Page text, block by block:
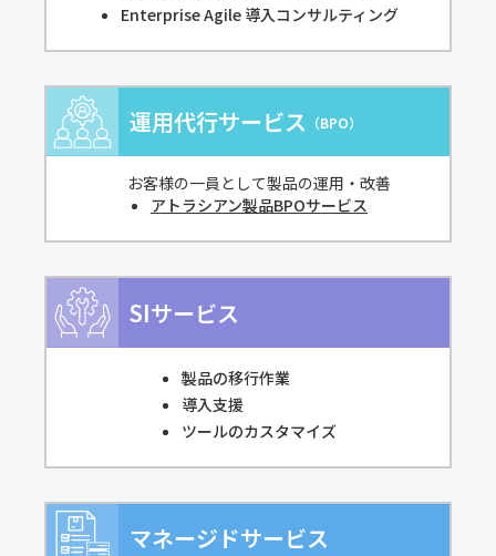
Enterprise Agile 導入コンサルティング
運用代行サービス （BPO）
お客様の一員として製品の運用・改善
アトラシアン製品BPOサービス
SIサービス
製品の移行作業
導入支援
ツールのカスタマイズ
マネージドサービス